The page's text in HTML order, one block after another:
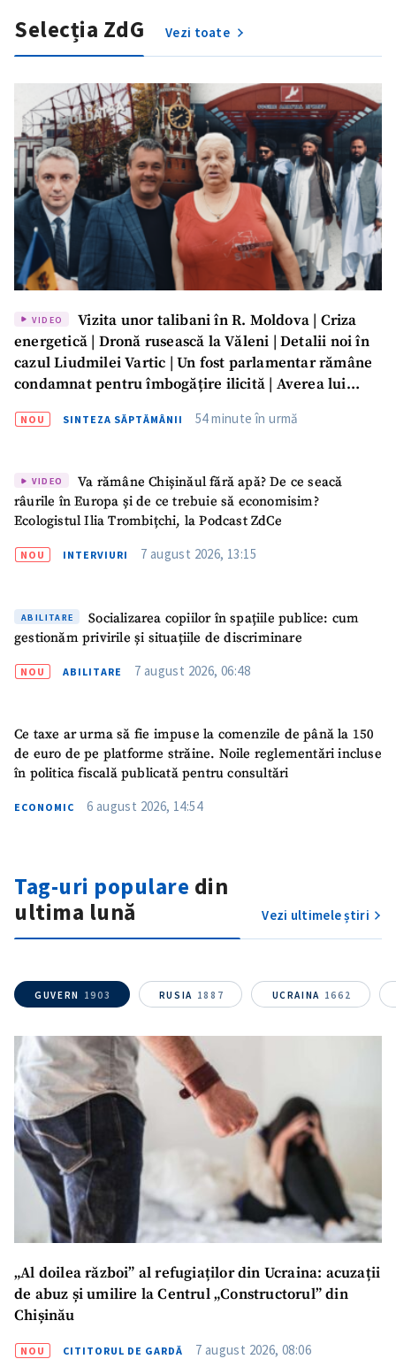
Selecția ZdG Vezi toate
VIDEO
Vizita unor talibani în R. Moldova | Criza
energetică | Dronă rusească la Văleni | Detalii noi în
cazul Liudmilei Vartic | Un fost parlamentar rămâne
condamnat pentru îmbogățire ilicită | Averea lui
GARDĂ
NOU SINTEZA SĂPTĂMÂNII 54 minute în urmă
VIDEO
Va rămâne Chișinăul fără apă? De ce seacă
râurile în Europa și de ce trebuie să economisim?
Ecologistul Ilia Trombițchi, la Podcast ZdCe
NOU INTERVIURI 7 august 2026, 13:15
ABILITARE
Socializarea copiilor în spațiile publice: cum
gestionăm privirile și situațiile de discriminare
NOU ABILITARE 7 august 2026, 06:48
Ce taxe ar urma să fie impuse la comenzile de până la 150
de euro de pe platforme străine. Noile reglementări incluse
în politica fiscală publicată pentru consultări
ECONOMIC 6 august 2026, 14:54
Tag-uri populare din
ultima lună
Vezi ultimele știri
GUVERN 1903 RUSIA 1887 UCRAINA 1662
„Al doilea război” al refugiaților din Ucraina: acuzații
de abuz și umilire la Centrul „Constructorul” din
Chișinău
NOU CITITORUL DE GARDĂ 7 august 2026, 08:06
ȘTIREA MEA
+ Adaugă titlu
Link media+ Link media
Mesajul știrei
+ Mesajul știrei
CONTACT SURSĂ
Nume+ Numele meu
Email+ Emailul meu